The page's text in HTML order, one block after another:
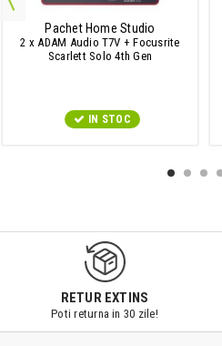
Pachet Home Studio
2 x ADAM Audio T7V + Focusrite
Scarlett Solo 4th Gen
IN STOC
RETUR EXTINS
Poti returna in 30 zile!